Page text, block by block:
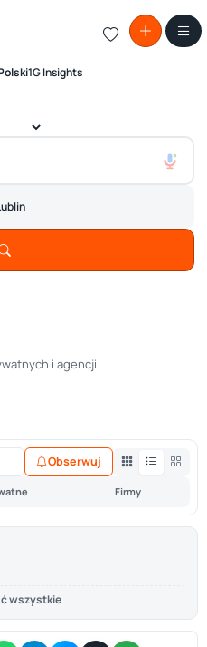
1G Insights
i agencji
Firmy
Obserwuj
wszystkie